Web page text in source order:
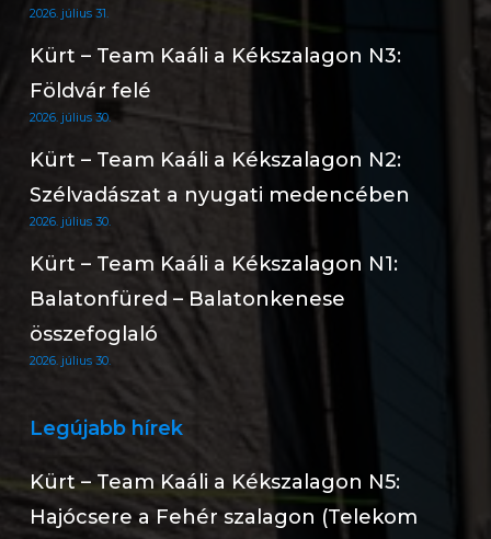
2026. július 31.
Kürt – Team Kaáli a Kékszalagon N3:
Földvár felé
2026. július 30.
Kürt – Team Kaáli a Kékszalagon N2:
Szélvadászat a nyugati medencében
2026. július 30.
Kürt – Team Kaáli a Kékszalagon N1:
Balatonfüred – Balatonkenese
összefoglaló
2026. július 30.
Legújabb hírek
Kürt – Team Kaáli a Kékszalagon N5:
Hajócsere a Fehér szalagon (Telekom